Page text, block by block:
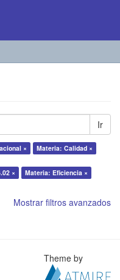
Ir
×
Materia: Calidad ×
×
Materia: Eficiencia ×
Mostrar filtros avanzados
Theme by